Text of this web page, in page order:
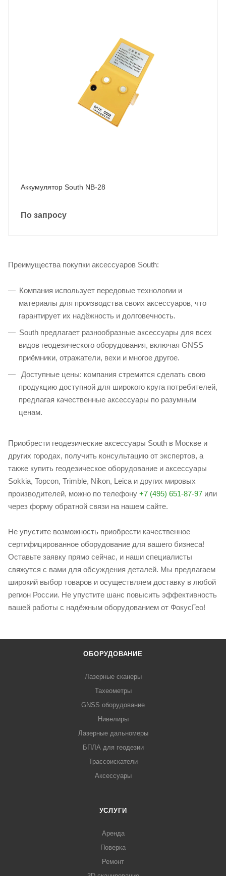
Аккумулятор South NB-28
По запросу
Преимущества покупки аксессуаров South:
Компания использует передовые технологии и
материалы для производства своих аксессуаров, что
гарантирует их надёжность и долговечность.
South предлагает разнообразные аксессуары для всех
видов геодезического оборудования, включая GNSS
приёмники, отражатели, вехи и многое другое.
Доступные цены: компания стремится сделать свою
продукцию доступной для широкого круга потребителей,
предлагая качественные аксессуары по разумным
ценам.
Приобрести геодезические аксессуары South в Москве и
других городах, получить консультацию от экспертов, а
также купить геодезическое оборудование и аксессуары
Sokkia, Topcon, Trimble, Nikon, Leica и других мировых
производителей, можно по телефону +7 (495) 651-87-97 или
через форму обратной связи на нашем сайте.
Не упустите возможность приобрести качественное
сертифицированное оборудование для вашего бизнеса!
Оставьте заявку прямо сейчас, и наши специалисты
свяжутся с вами для обсуждения деталей. Мы предлагаем
широкий выбор товаров и осуществляем доставку в любой
регион России. Не упустите шанс повысить эффективность
вашей работы с надёжным оборудованием от ФокусГео!
ОБОРУДОВАНИЕ
Лазерные сканеры
Тахеометры
GNSS оборудование
Нивелиры
Лазерные дальномеры
БПЛА для геодезии
Трассоискатели
Аксессуары
УСЛУГИ
Аренда
Поверка
Ремонт